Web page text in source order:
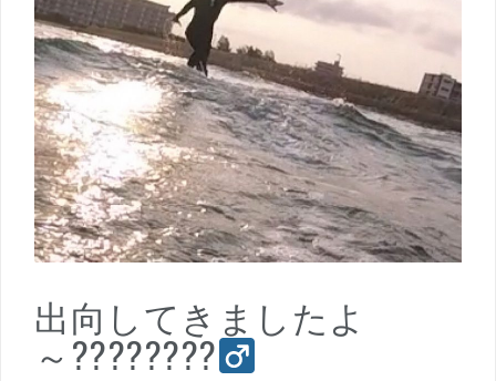
出向してきましたよ
～????????‍